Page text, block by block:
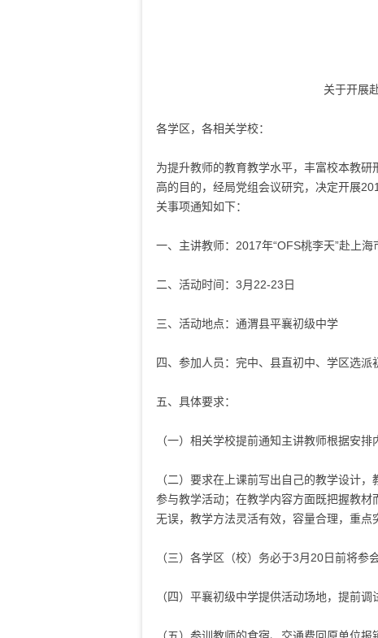
关于开展
各学区，各相关学校：
为提升教师的教育教学水平，丰富校本教
高的目的，经局党组会议研究，决定开展
关事项通知如下：
一、主讲教师： 2017年“OFS桃李天”赴上海
二、活动时间： 3月 22-23 日
三、活动地点：通渭县平襄初级中学
四、参加人员：完中、县直初中、学区选派
五、具体要求：
（一）相关学校提前通知主讲教师根据安排
（二）要求在上课前写出自己的教学设计
参与教学活动；在教学内容方面既把握教
无误，教学方法灵活有效，容量合理，重点
（三）各学区（校）务必于3月 20日前将参
（四）平襄初级中学提供活动场地，提前